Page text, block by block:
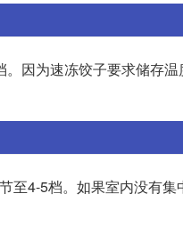
因为速冻饺子要求储存
至4-5档。如果室内没有